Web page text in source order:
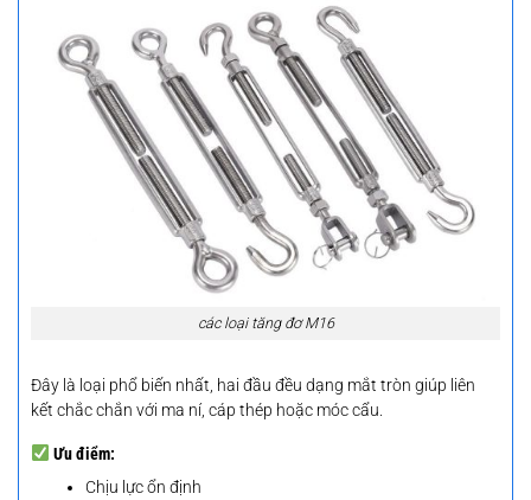
các loại tăng đơ M16
Đây là loại phổ biến nhất, hai đầu đều dạng mắt tròn giúp liên
kết chắc chắn với ma ní, cáp thép hoặc móc cẩu.
Ưu điểm:
Chịu lực ổn định